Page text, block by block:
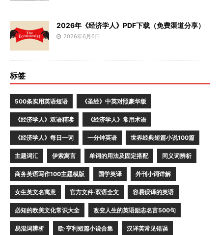
2026年《经济学人》PDF下载（免费渠道分享）
2026年6月6日
标签
500条实用英语短语 《圣经》中英对照豪华版
《经济学人》双语精读 《经济学人》常用术语
《经济学人》每日一词 一分钟英语 世界经典短篇小说100篇
主题词汇 伊索寓言 单词的用法及固定搭配 同义词辨析
商务英语写作100主题模版 国学英译 外刊小词详解
女生英文名寓意 官方文件·双语全文 容易误译的英语
必知的欧美文化常识大全 改变人生的英语励志名言500句
易混词辨析 欧·亨利短篇小说合集 汉译英常见错误